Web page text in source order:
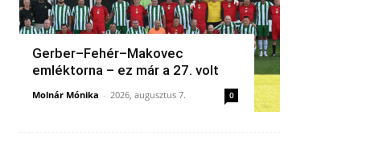
Gerber–Fehér–Makovec
emléktorna – ez már a 27. volt
Molnár Mónika - 2026, augusztus 7. 0